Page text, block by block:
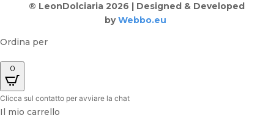
® LeonDolciaria 2026 | Designed & Developed
by Webbo.eu
Ordina per
0
Clicca sul contatto per avviare la chat
Il mio carrello